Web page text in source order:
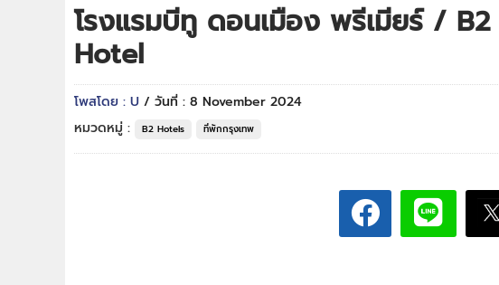
โรงแรมบีทู ดอนเมือง พรีเมียร์ /
Hotel
โพสโดย : U / วันที่ : 8 November 2024
หมวดหมู่ :
B2 Hotels ที่พักกรุงเทพ